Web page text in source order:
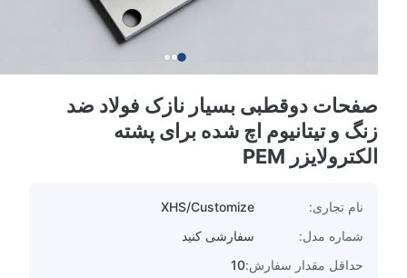
صفحات دوقطبی بسیار نازک فولاد ضد
زنگ و تیتانیوم اچ شده برای پشته
الکترولایزر PEM
نام تجاری:
XHS/Customize
شماره مدل:
سفارشی کنید
حداقل مقدار سفارش:10